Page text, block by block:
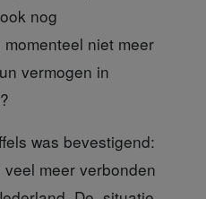
nog
niet meer
vermogen in
was bevestigend:
veel meer verbonden